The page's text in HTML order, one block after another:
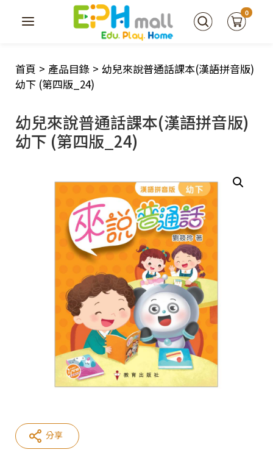
0
首頁 > 產品目錄 > 幼兒來說普通話課本(漢語拼音版)
幼下 (第四版_24)
幼兒來說普通話課本(漢語拼音版)
幼下 (第四版_24)
分享